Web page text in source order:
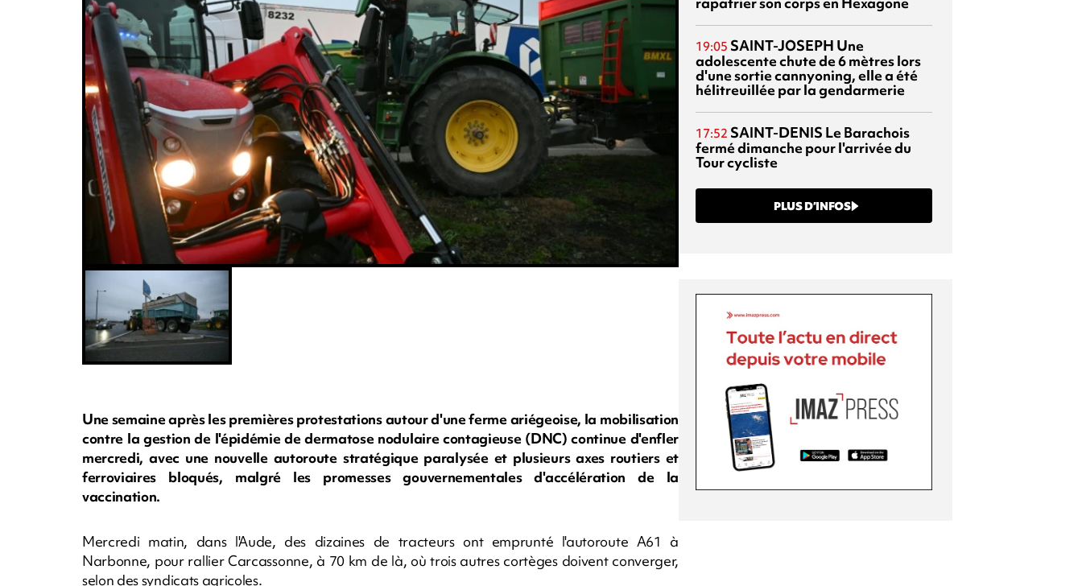
Une semaine après les premières protestations autour d'une ferme ariégeoise, la mobilisation
contre la gestion de l'épidémie de dermatose nodulaire contagieuse (DNC) continue d'enfler
mercredi, avec une nouvelle autoroute stratégique paralysée et plusieurs axes routiers et
ferroviaires bloqués, malgré les promesses gouvernementales d'accélération de la
vaccination.
Mercredi matin, dans l'Aude, des dizaines de tracteurs ont emprunté l'autoroute A61 à
Narbonne, pour rallier Carcassonne, à 70 km de là, où trois autres cortèges doivent converger,
selon des syndicats agricoles.
19:05 SAINT-JOSEPH Une
adolescente chute de 6 mètres lors
d'une sortie cannyoning, elle a été
hélitreuillée par la gendarmerie
17:52 SAINT-DENIS Le Barachois
fermé dimanche pour l'arrivée du
Tour cycliste
PLUS D’INFOS